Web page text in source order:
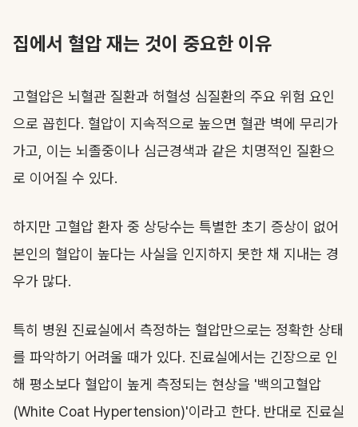
집에서 혈압 재는 것이 중요한 이유
고혈압은 뇌혈관 질환과 허혈성 심질환의 주요 위험 요인
으로 꼽힌다. 혈압이 지속적으로 높으면 혈관 벽에 무리가
가고, 이는 뇌졸중이나 심근경색과 같은 치명적인 질환으
로 이어질 수 있다.
하지만 고혈압 환자 중 상당수는 특별한 초기 증상이 없어
본인의 혈압이 높다는 사실을 인지하지 못한 채 지내는 경
우가 많다.
특히 병원 진료실에서 측정하는 혈압만으로는 정확한 상태
를 파악하기 어려울 때가 있다. 진료실에서는 긴장으로 인
해 평소보다 혈압이 높게 측정되는 현상을 '백의고혈압
(White Coat Hypertension)'이라고 한다. 반대로 진료실